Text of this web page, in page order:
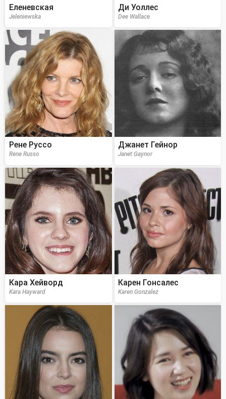
Еленевская
Jeleniewska
Ди Уоллес
Dee Wallace
Рене Руссо
Rene Russo
Джанет Гейнор
Janet Gaynor
Кара Хейворд
Kara Hayward
Карен Гонсалес
Karen Gonzalez